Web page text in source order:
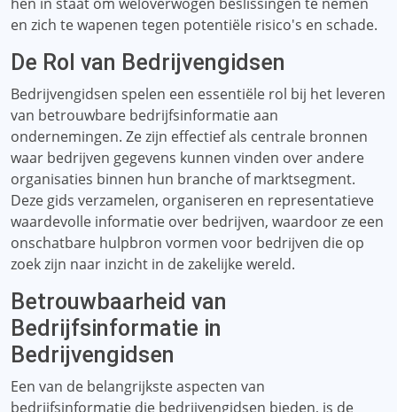
en zich te wapenen tegen potentiële risico's en schade.
De Rol van Bedrijvengidsen
Bedrijvengidsen spelen een essentiële rol bij het leveren
van betrouwbare bedrijfsinformatie aan
ondernemingen. Ze zijn effectief als centrale bronnen
waar bedrijven gegevens kunnen vinden over andere
organisaties binnen hun branche of marktsegment.
Deze gids verzamelen, organiseren en representatieve
waardevolle informatie over bedrijven, waardoor ze een
onschatbare hulpbron vormen voor bedrijven die op
zoek zijn naar inzicht in de zakelijke wereld.
Betrouwbaarheid van
Bedrijfsinformatie in
Bedrijvengidsen
Een van de belangrijkste aspecten van
bedrijfsinformatie die bedrijvengidsen bieden, is de